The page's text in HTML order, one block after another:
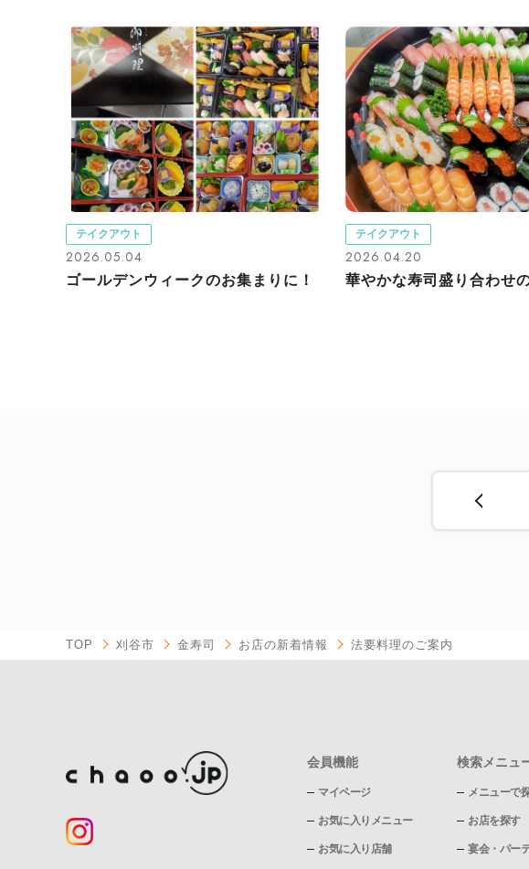
テイクアウト
2026.05.04
ゴールデンウィークのお集まりに！
テイクアウト
2026.04.20
華やかな寿司盛り合わせ
TOP 刈谷市 金寿司 お店の新着情報 法要料理のご案内
会員機能
マイページ
お気に入りメニュー
お気に入り店舗
検索メニュ
メニューで
お店を探す
宴会・パー